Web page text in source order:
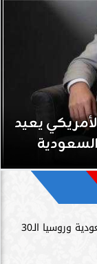
يعيد
سامر شقير: اتفاقيات السعودية وروسيا الـ30